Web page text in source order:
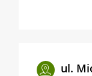
ul.